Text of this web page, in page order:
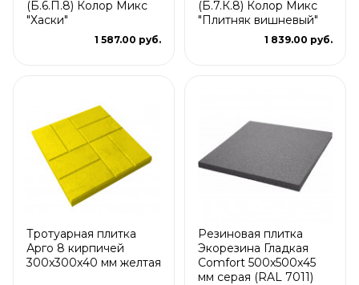
(Б.6.П.8) Колор Микс
"Хаски"
1 587.00 руб.
(Б.7.К.8) Колор Микс
"Плитняк вишневый"
1 839.00 руб.
Тротуарная плитка
Арго 8 кирпичей
300x300x40 мм желтая
Резиновая плитка
Экорезина Гладкая
Comfort 500x500x45
мм серая (RAL 7011)